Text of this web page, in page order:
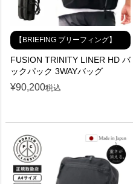
【BRIEFING ブリーフィング】
FUSION TRINITY LINER HD バ
ックパック 3WAYバッグ
¥90,200税込